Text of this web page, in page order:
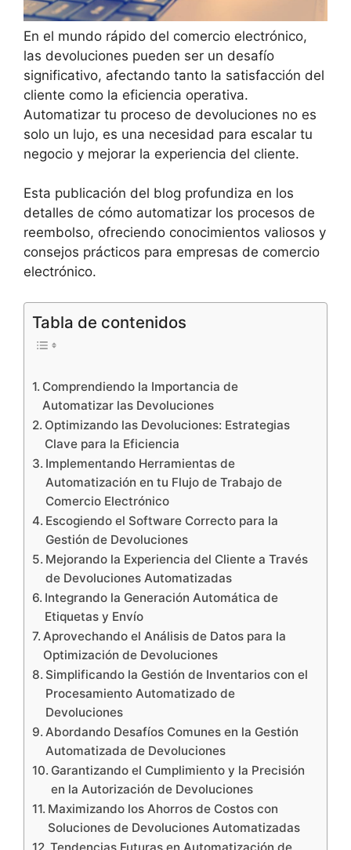
En el mundo rápido del comercio electrónico,
las devoluciones pueden ser un desafío
significativo, afectando tanto la satisfacción del
cliente como la eficiencia operativa.
Automatizar tu proceso de devoluciones no es
solo un lujo, es una necesidad para escalar tu
negocio y mejorar la experiencia del cliente.
Esta publicación del blog profundiza en los
detalles de cómo automatizar los procesos de
reembolso, ofreciendo conocimientos valiosos y
consejos prácticos para empresas de comercio
electrónico.
Tabla de contenidos
Comprendiendo la Importancia de
Automatizar las Devoluciones
Optimizando las Devoluciones: Estrategias
Clave para la Eficiencia
Implementando Herramientas de
Automatización en tu Flujo de Trabajo de
Comercio Electrónico
Escogiendo el Software Correcto para la
Gestión de Devoluciones
Mejorando la Experiencia del Cliente a Través
de Devoluciones Automatizadas
Integrando la Generación Automática de
Etiquetas y Envío
Aprovechando el Análisis de Datos para la
Optimización de Devoluciones
Simplificando la Gestión de Inventarios con el
Procesamiento Automatizado de
Devoluciones
Abordando Desafíos Comunes en la Gestión
Automatizada de Devoluciones
Garantizando el Cumplimiento y la Precisión
en la Autorización de Devoluciones
Maximizando los Ahorros de Costos con
Soluciones de Devoluciones Automatizadas